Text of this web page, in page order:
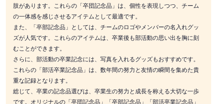
肢があります。これらの「卒団記念品」は、個性を表現しつつ、チーム
の一体感を感じさせるアイテムとして最適です。
また、「卒部記念品」としては、チームのロゴやメンバーの名入れグッ
ズが人気です。これらのアイテムは、卒業後も部活動の思い出を胸に刻
むことができます。
さらに、部活動の卒業記念には、写真を入れるグッズもおすすめです。
これらの「部活卒業記念品」は、数年間の努力と友情の瞬間を集めた貴
重な記録となります。
総じて、卒業の記念品選びは、卒業生の努力と成長を称える大切な一歩
です。オリジナルの「卒団記念品」「卒部記念品」「部活卒業記念品」